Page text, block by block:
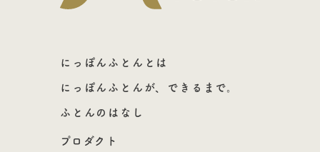
にっぽんふとんとは
にっぽんふとんが、できるまで。
ふとんのはなし
プロダクト